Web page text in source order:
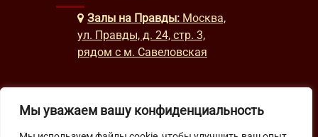
Мы уважаем вашу конфиденциальность
Залы на Правды: Москва,
ул. Правды, д. 24, стр. 3,
рядом с м. Савеловская
Часы работы